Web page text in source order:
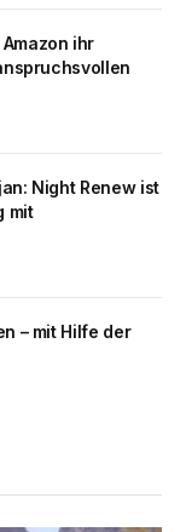
ihr
Night Renew ist
mit
– mit Hilfe der